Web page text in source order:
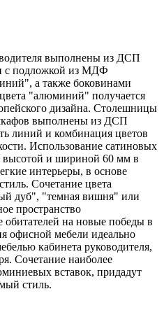
выполнены из ДСП
с подложкой из МДФ
а также боковинами
"алюминий" получается
дизайна. Столешницы
выполнены из ДСП
линий и комбинация цветов
Использование сатиновых
и шириной 60 мм в
интерьеры, в основе
Сочетание цвета
дуб", "темная вишня" или
пространство
на новые победы в
офисной мебели идеально
кабинета руководителя,
Сочетание наиболее
вставок, придадут
стиль.